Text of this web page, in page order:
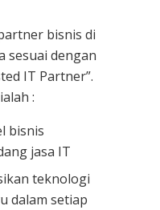
bisnis di
sesuai dengan
IT Partner”.
:
bisnis
jasa IT
teknologi
dalam setiap